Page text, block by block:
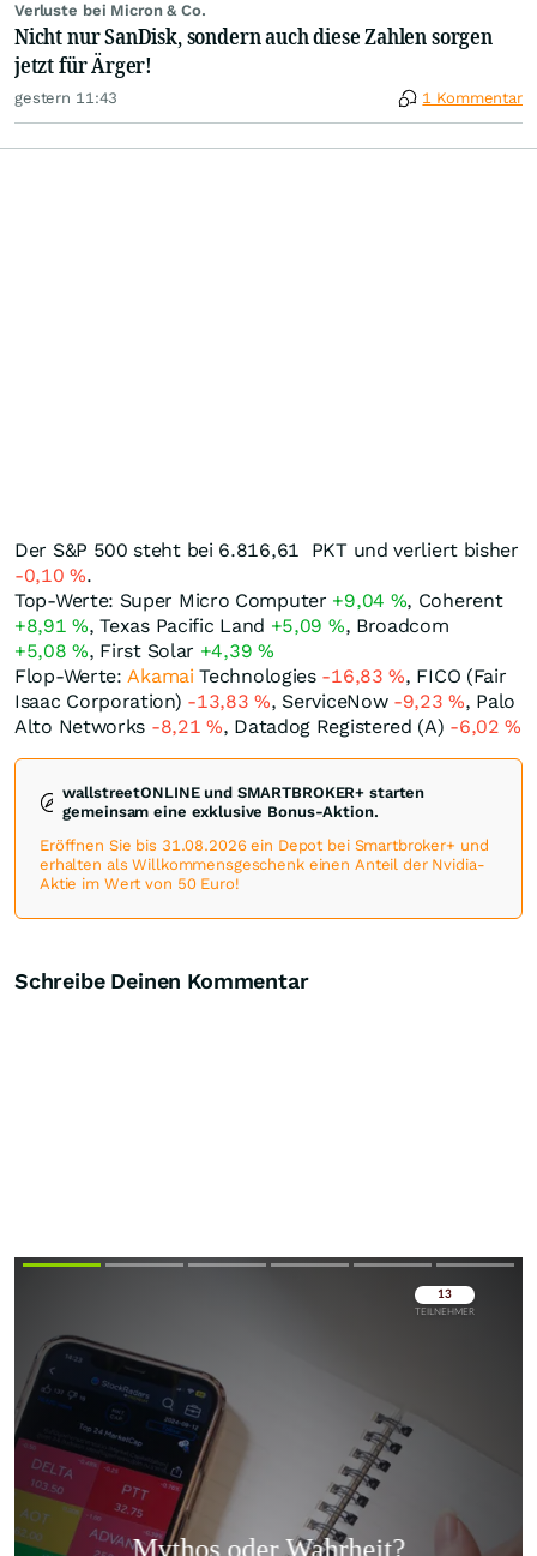
Verluste bei Micron & Co.
Nicht nur SanDisk, sondern auch diese Zahlen sorgen
jetzt für Ärger!
gestern 11:43 1 Kommentar
Der S&P 500 steht bei 6.816,61 PKTund verliert bisher
-0,10%.
Top-Werte: Super Micro Computer +9,04 %, Coherent
+8,91%, Texas Pacific Land +5,09 %, Broadcom
+5,08%, First Solar +4,39 %
Flop-Werte:Akamai Technologies -16,83%, FICO (Fair
Isaac Corporation) -13,83%, ServiceNow -9,23%, Palo
Alto Networks -8,21%, Datadog Registered (A) -6,02%
wallstreetONLINE und SMARTBROKER+ starten
gemeinsam eine exklusive Bonus-Aktion.
Eröffnen Sie bis 31.08.2026 ein Depot bei Smartbroker+ und
erhalten als Willkommensgeschenk einen Anteil der Nvidia-
Aktie im Wert von 50 Euro!
Schreibe Deinen Kommentar